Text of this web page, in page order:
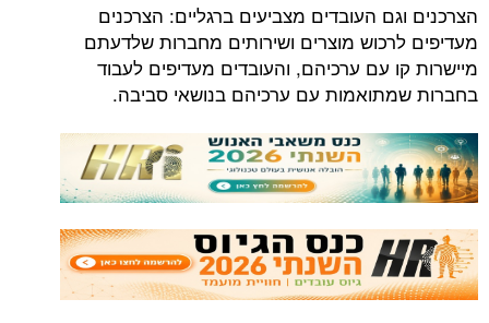
הצרכנים וגם העובדים מצביעים ברגליים: הצרכנים
מעדיפים לרכוש מוצרים ושירותים מחברות שלדעתם
מיישרות קו עם ערכיהם, והעובדים מעדיפים לעבוד
בחברות שמתואמות עם ערכיהם בנושאי סביבה.